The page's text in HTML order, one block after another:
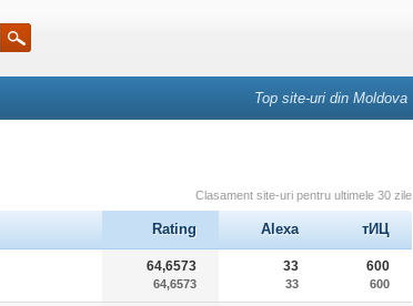
Top site-uri din Moldova
Clasament site-uri pentru ultimele 30 zile
Rating Alexa тИЦ
64,6573
64,6573
33
33
600
600